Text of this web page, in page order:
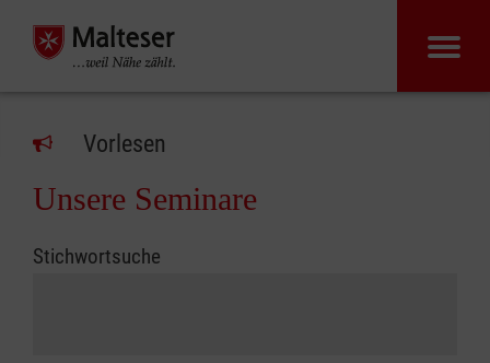
Vorlesen
Unsere Seminare
Stichwortsuche